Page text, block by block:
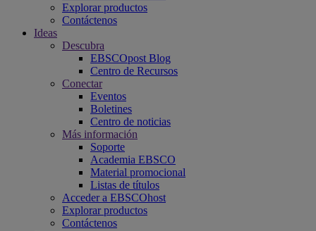
Explorar productos
Contáctenos
Ideas
Descubra
EBSCOpost Blog
Centro de Recursos
Conectar
Eventos
Boletines
Centro de noticias
Más información
Soporte
Academia EBSCO
Material promocional
Listas de títulos
Acceder a EBSCOhost
Explorar productos
Contáctenos